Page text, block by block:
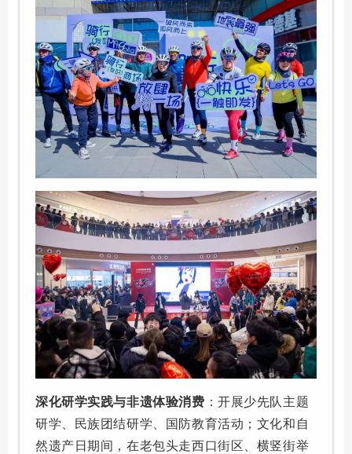
深化研学实践与非遗体验消费 ：开展少先队主题
研学、民族团结研学、国防教育活动；文化和自
然遗产日期间，在老包头走西口街区、横竖街举